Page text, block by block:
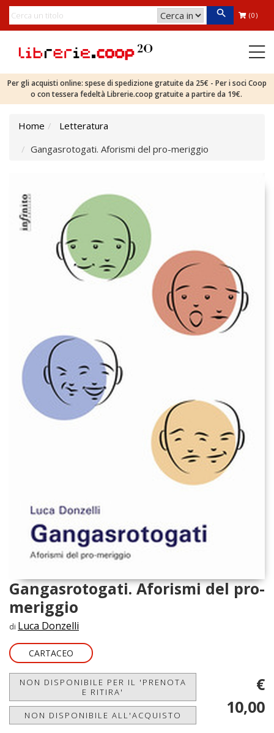
(0)
Per gli acquisti online: spese di spedizione gratuite da 25€ - Per i soci Coop
o con tessera fedeltà Librerie.coop gratuite a partire da 19€.
Home
Letteratura
Gangasrotogati. Aforismi del pro-meriggio
Gangasrotogati. Aforismi del pro-
meriggio
di Luca Donzelli
CARTACEO
NON DISPONIBILE PER IL 'PRENOTA
E RITIRA'
NON DISPONIBILE ALL'ACQUISTO
€
10,00